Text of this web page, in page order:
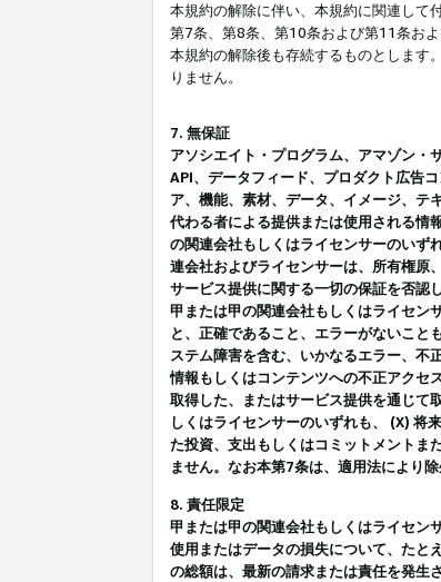
本規約の解除に伴い、本規約に関連して
第7条、第8条、第10条および第11条お
本規約の解除後も存続するものとします
りません。
7. 無保証
アソシエイト・プログラム、アマゾン
API、データフィード、プロダクト広告
ア、機能、素材、データ、イメージ、テ
代わる者による提供または使用される情
の関連会社もしくはライセンサーのいず
連会社およびライセンサーは、所有権原
サービス提供に関する一切の保証を否認
甲または甲の関連会社もしくはライセン
と、正確であること、エラーがないこと
ステム障害を含む、いかなるエラー、不
情報もしくはコンテンツへの不正アクセ
取得した、またはサービス提供を通じて
しくはライセンサーのいずれも、 (X) 将
た投資、支出もしくはコミットメントま
ません。なお本第7条は、適用法により
8. 責任限定
甲または甲の関連会社もしくはライセン
使用またはデータの損失について、たと
の総額は、最新の請求または責任を発生